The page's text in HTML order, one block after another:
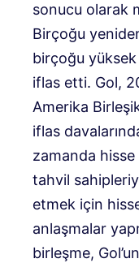
sonucu olarak
Birçoğu
birçoğu
iflas etti. Gol,
Amerika
iflas
zamanda hisse
tahvil
etmek için
anlaşmalar
birleşme,